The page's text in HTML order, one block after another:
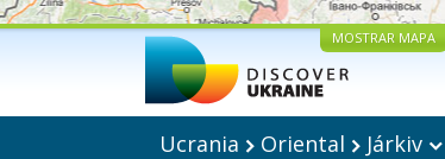
MOSTRAR MAPA
Ucrania Oriental Járkiv